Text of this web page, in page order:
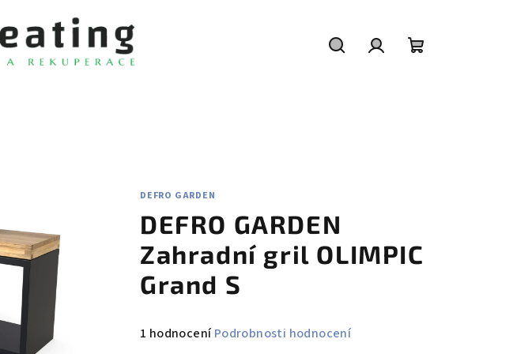
DEFRO GARDEN
DEFRO GARDEN
Zahradní gril OLIMPIC
Grand S
Průměrné
1 hodnocení Podrobnosti hodnocení